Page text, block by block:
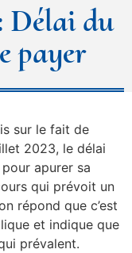
Délai du
payer
sur le fait de
2023, le délai
apurer sa
qui prévoit un
répond que c’est
et indique que
prévalent.